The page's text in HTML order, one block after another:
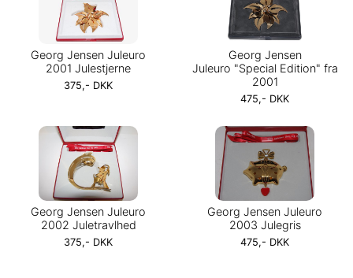
Georg Jensen Juleuro
2001 Julestjerne
375,- DKK
Georg Jensen
Juleuro "Special Edition" fra
2001
475,- DKK
Georg Jensen Juleuro
2002 Juletravlhed
375,- DKK
Georg Jensen Juleuro
2003 Julegris
475,- DKK